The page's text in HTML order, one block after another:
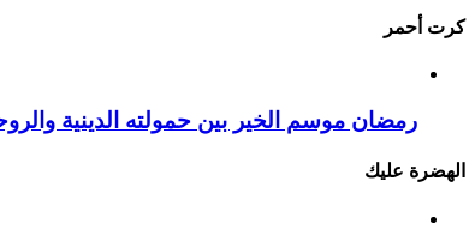
كرت أحمر
رمضان موسم الخير بين حمولته الدينية
الهضرة عليك